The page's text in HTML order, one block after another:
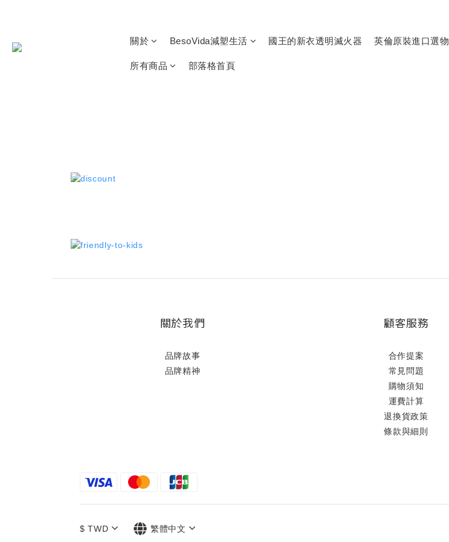
關於 BesoVida減塑生活 國王的新衣透明滅火器 英倫原裝進口選物
所有商品 部落格首頁
關於我們
品牌故事
品牌精神
顧客服務
合作提案
常見問題
購物須知
運費計算
退換貨政策
條款與細則
$ TWD 繁體中文